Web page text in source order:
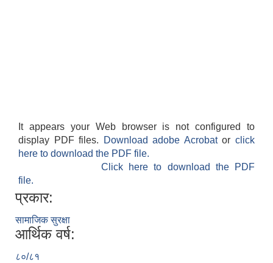
It appears your Web browser is not configured to
display PDF files.
Download adobe Acrobatorclick
here to download the PDF file.
Click here to download the PDF
file.
प्रकार:
सामाजिक सुरक्षा
आर्थिक वर्ष:
८०/८१